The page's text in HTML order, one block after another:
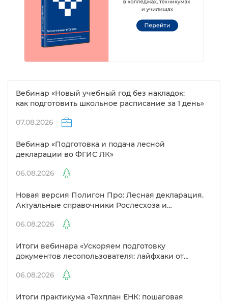
ебинар «Новый учебный год без накладок:
как подготовить школьное расписание за 1 день»
07.08.2026
ебинар «Подготовка и подача лесной
декларации во ФГИС ЛК»
06.08.2026
Новая версия Полигон Про: Лесная декларация.
Актуальные справочники Рослесхоза и
06.08.2026
Итоги вебинара «Ускоряем подготовку
документов лесопользователя: лайфхаки от
06.08.2026
Итоги практикума «Техплан ЕНК: пошаговая